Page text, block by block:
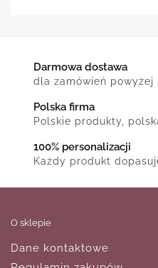
Darmowa dostawa
dla zamówień powyżej
Polska firma
Polskie produkty,
100% personalizacji
Każdy produkt
O sklepie
Dane kontaktowe